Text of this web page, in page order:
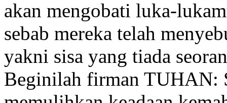
akan mengobati luka-
sebab mereka telah
yakni sisa yang tiada
Beginilah firman TUHAN: